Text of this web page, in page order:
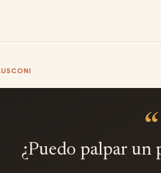
“
¿Puedo palpar un